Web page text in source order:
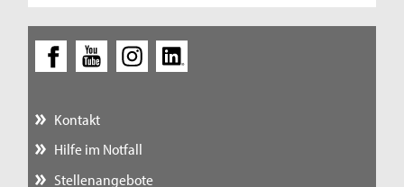
Kontakt
Hilfe im Notfall
Stellenangebote